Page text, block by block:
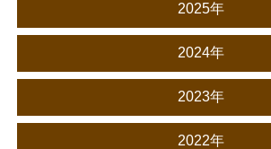
2025年
2024年
2023年
2022年